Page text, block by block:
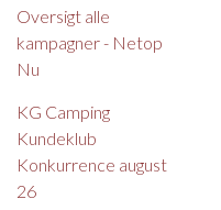
Oversigt alle
kampagner - Netop
Nu
KG Camping
Kundeklub
Konkurrence august
26